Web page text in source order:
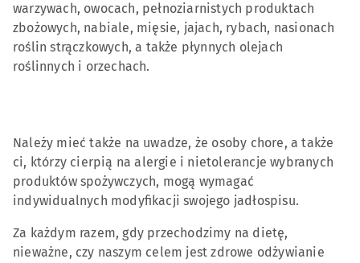
warzywach, owocach, pełnoziarnistych produktach
zbożowych, nabiale, mięsie, jajach, rybach, nasionach
roślin strączkowych, a także płynnych olejach
roślinnych i orzechach.
Należy mieć także na uwadze, że osoby chore, a także
ci, którzy cierpią na alergie i nietolerancje wybranych
produktów spożywczych, mogą wymagać
indywidualnych modyfikacji swojego jadłospisu.
Za każdym razem, gdy przechodzimy na dietę,
nieważne, czy naszym celem jest zdrowe odżywianie